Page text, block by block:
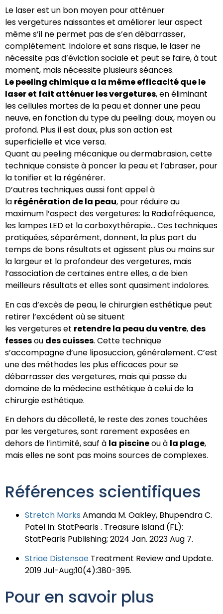
Le laser est un bon moyen pour atténuer
les vergetures naissantes et améliorer leur aspect
même s’il ne permet pas de s’en débarrasser,
complètement. Indolore et sans risque, le laser ne
nécessite pas d’éviction sociale et peut se faire, à tout
moment, mais nécessite plusieurs séances.
Le peeling chimique a la même efficacité que le
laser et fait atténuer les vergetures, en éliminant
les cellules mortes de la peau et donner une peau
neuve, en fonction du type du peeling: doux, moyen ou
profond. Plus il est doux, plus son action est
superficielle et vice versa.
Quant au peeling mécanique ou dermabrasion, cette
technique consiste à poncer la peau et l’abraser, pour
la tonifier et la régénérer.
D’autres techniques aussi font appel à
la régénération de la peau, pour réduire au
maximum l’aspect des vergetures: la Radiofréquence,
les lampes LED et la carboxythérapie… Ces techniques
pratiquées, séparément, donnent, la plus part du
temps de bons résultats et agissent plus ou moins sur
la largeur et la profondeur des vergetures, mais
l’association de certaines entre elles, a de bien
meilleurs résultats et elles sont quasiment indolores.
En cas d’excès de peau, le chirurgien esthétique peut
retirer l’excédent où se situent
les vergetures et retendre la peau du ventre, des
fessesou des cuisses. Cette technique
s’accompagne d’une liposuccion, généralement. C’est
une des méthodes les plus efficaces pour se
débarrasser des vergetures, mais qui passe du
domaine de la médecine esthétique à celui de la
chirurgie esthétique.
En dehors du décolleté, le reste des zones touchées
par les vergetures, sont rarement exposées en
dehors de l’intimité, sauf à la piscineou à la plage,
mais elles ne sont pas moins sources de complexes.
Références scientifiques
Stretch Marks Amanda M. Oakley, Bhupendra C.
Patel In: StatPearls . Treasure Island (FL):
StatPearls Publishing; 2024 Jan. 2023 Aug 7.
Striae Distensae Treatment Review and Update.
2019 Jul-Aug;10(4):380-395.
Pour en savoir plus